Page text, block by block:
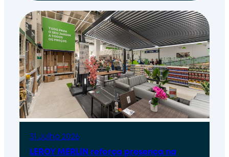
31 Julho 2026
LEROY MERLIN reforça presença na